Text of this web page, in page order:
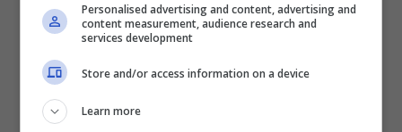
Personalised advertising and content, advertising and
content measurement, audience research and
services development
Store and/or access information on a device
Learn more